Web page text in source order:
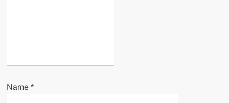
Name*